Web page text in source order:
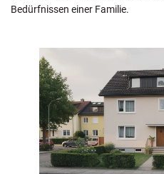
Bedürfnissen einer Familie.